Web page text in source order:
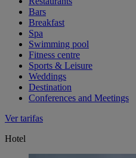
Bars
Breakfast
Spa
Swimming pool
Fitness centre
Sports & Leisure
Weddings
Destination
Conferences and Meetings
Ver tarifas
Hotel